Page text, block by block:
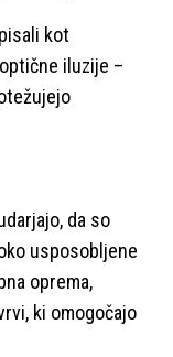
kot
iluzije –
da so
usposobljene
oprema,
ki omogočajo